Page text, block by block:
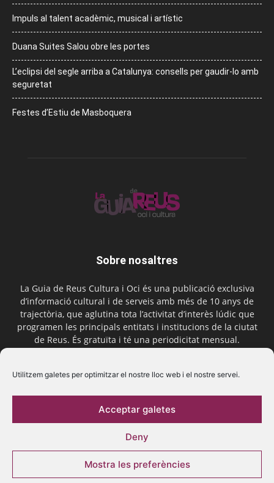
Utilitzem galetes per optimitzar el nostre lloc web i el nostre servei.
Acceptar galetes
Deny
Mostra les preferències
Impuls al talent acadèmic, musical i artístic
Duana Suites Salou obre les portes
L’eclipsi del segle arriba a Catalunya: consells per gaudir-lo amb
seguretat
Festes d’Estiu de Masboquera
Sobre nosaltres
La Guia de Reus Cultura i Oci és una publicació exclusiva
d’informació cultural i de serveis amb més de 10 anys de
trajectòria, que aglutina tota l’activitat d’interès lúdic que
programen les principals entitats i institucions de la ciutat
de Reus. És gratuïta i té una periodicitat mensual.
Segueix-nos